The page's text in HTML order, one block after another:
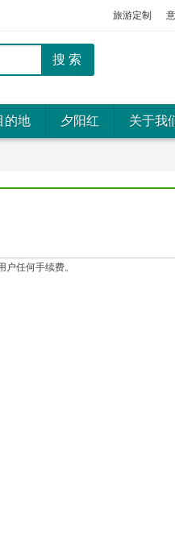
旅游定制
的地 夕阳红 关于我
任何手续费。